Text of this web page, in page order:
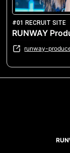
#01 RECRUIT SITE
RUNWAY
runway-